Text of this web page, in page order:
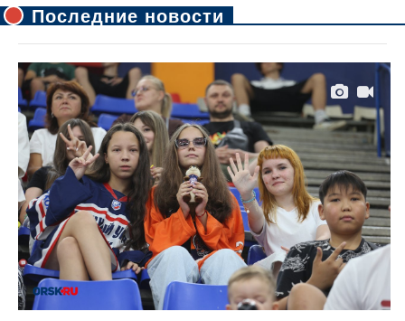
Последние новости